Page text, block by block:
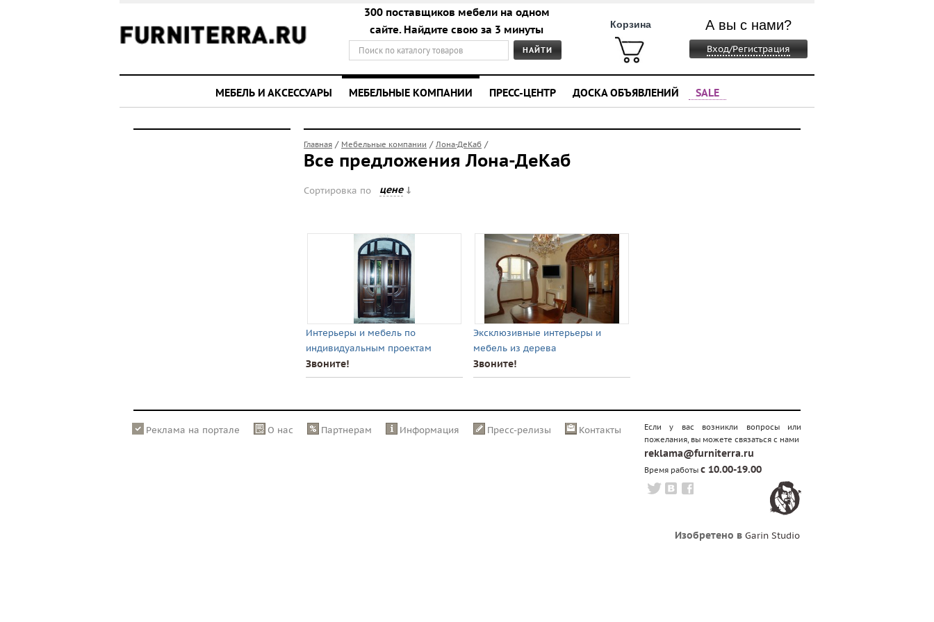
300 поставщиков мебели на одном
сайте. Найдите свою за 3 минуты
Корзина А вы с нами?
Вход/Регистрация
МЕБЕЛЬ И АКСЕССУАРЫ МЕБЕЛЬНЫЕ КОМПАНИИ ПРЕСС-ЦЕНТР ДОСКА ОБЪЯВЛЕНИЙ SALE
Главная / Мебельные компании / Лона-ДеКаб /
Все предложения Лона-ДеКаб
Сортировка по цене
Интерьеры и мебель по
индивидуальным проектам
Звоните!
Эксклюзивные интерьеры и
мебель из дерева
Звоните!
Реклама на портале О нас Партнерам Информация Пресс-релизы Контакты
Если у вас возникли вопросы или
пожелания, вы можете связаться с нами
reklama@furniterra.ru
Время работы с 10.00-19.00
Изобретено в Garin Studio